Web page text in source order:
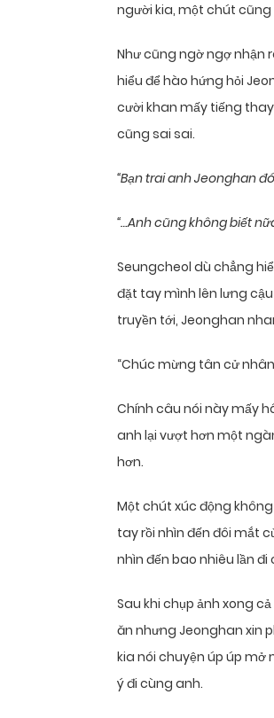
người kia, một chút cũng
Như cũng ngờ ngợ nhận
hiểu để hào hứng hỏi
cười khan mấy tiếng
cũng sai sai.
“Bạn trai anh Jeonghan đó
“…Anh cũng không biết
Seungcheol dù chẳng
đặt tay mình lên lưng
truyền tới, Jeonghan
“Chúc mừng tân cử nhân
Chính câu nói này mấy
anh lại vượt hơn một
hơn.
Một chút xúc động
tay rồi nhìn đến đôi mắt
nhìn đến bao nhiêu lần
Sau khi chụp ảnh xong
ăn nhưng Jeonghan xin
kia nói chuyện úp úp mở
ý đi cùng anh.